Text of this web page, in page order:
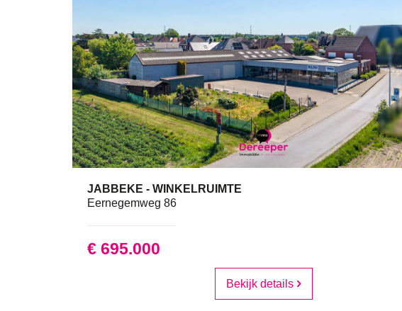
JABBEKE - WINKELRUIMTE
Eernegemweg 86
€ 695.000
Bekijk details